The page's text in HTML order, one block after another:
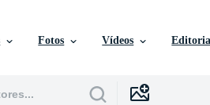
Fotos Vídeos